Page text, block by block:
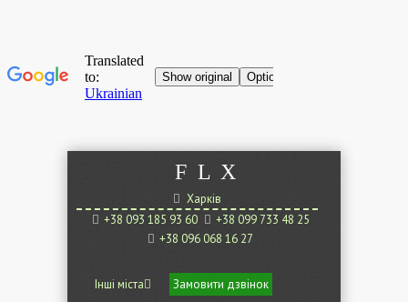
F L X
Харків
+38 093 185 93 60
+38 099 733 48 25
+38 096 068 16 27
Інші міста Замовити дзвінок